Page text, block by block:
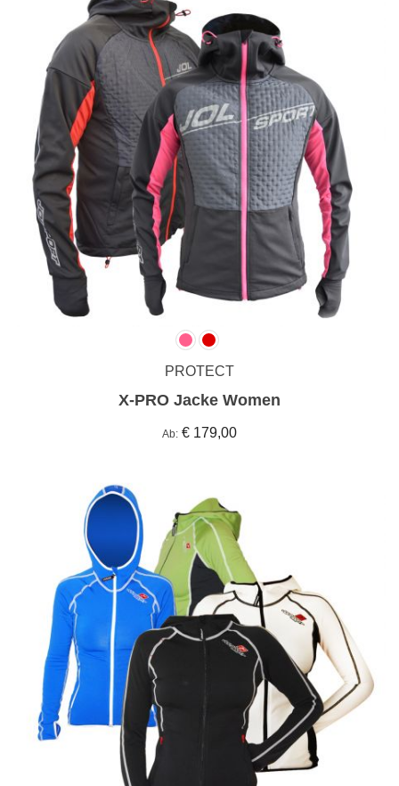
PROTECT
X-PRO Jacke Women
Ab € 179,00